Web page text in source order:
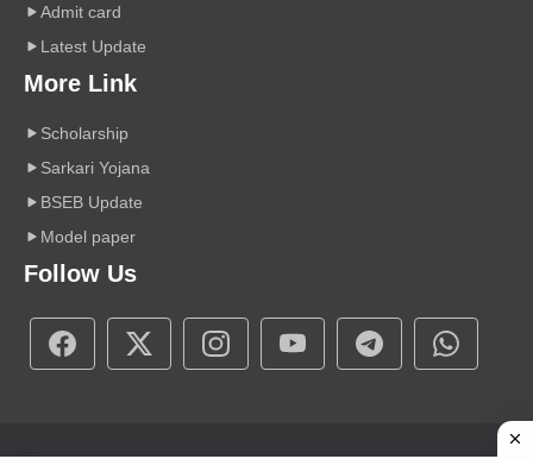
Admit card
Latest Update
More Link
Scholarship
Sarkari Yojana
BSEB Update
Model paper
Follow Us